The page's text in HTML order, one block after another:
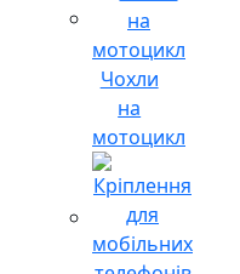
Чохли
на
мотоцикл